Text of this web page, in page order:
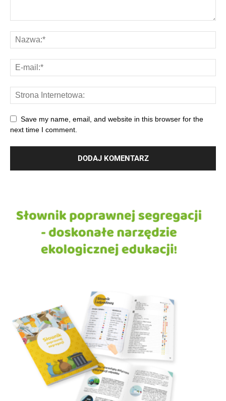
Save my name, email, and website in this browser for the
next time I comment.